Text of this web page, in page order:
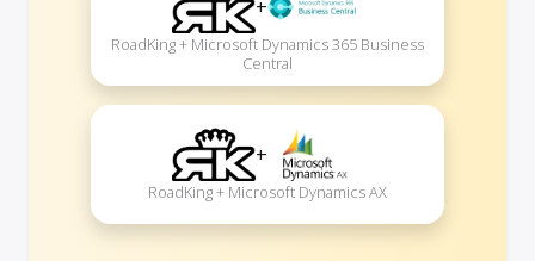
+
RoadKing + Microsoft Dynamics 365 Business
Central
+
RoadKing + Microsoft Dynamics AX